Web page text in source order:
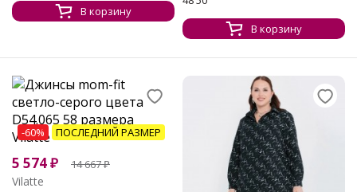
В корзину
В корзину
-60% ПОСЛЕДНИЙ РАЗМЕР
5 574₽ 14 667₽
Vilatte